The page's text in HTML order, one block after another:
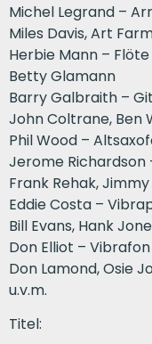
Michel Legrand –
Miles Davis, Art
Herbie Mann – Flöte
Betty Glamann
Barry Galbraith –
John Coltrane, Ben
Phil Wood –
Jerome Richardson
Frank Rehak,
Eddie Costa –
Bill Evans, Hank
Don Elliot – Vibrafon
Don Lamond, Osie
u.v.m.
Titel: